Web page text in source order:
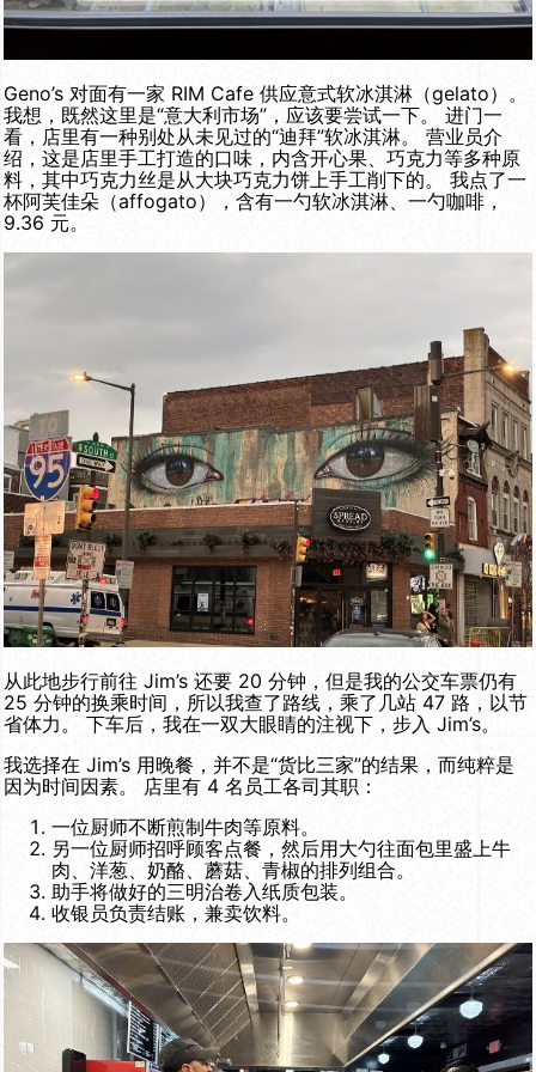
Geno’s 对面有一家 RIM Cafe 供应意式软冰淇淋（gelato）。
我想，既然这里是“意大利市场”，应该要尝试一下。 进门一
看，店里有一种别处从未见过的“迪拜”软冰淇淋。 营业员介
绍，这是店里手工打造的口味，内含开心果、巧克力等多种原
料，其中巧克力丝是从大块巧克力饼上手工削下的。 我点了一
杯阿芙佳朵（affogato），含有一勺软冰淇淋、一勺咖啡，
9.36 元。
从此地步行前往 Jim’s 还要 20 分钟，但是我的公交车票仍有
25 分钟的换乘时间，所以我查了路线，乘了几站 47 路，以节
省体力。 下车后，我在一双大眼睛的注视下，步入 Jim’s。
我选择在 Jim’s 用晚餐，并不是“货比三家”的结果，而纯粹是
因为时间因素。 店里有 4 名员工各司其职：
一位厨师不断煎制牛肉等原料。
另一位厨师招呼顾客点餐，然后用大勺往面包里盛上牛
肉、洋葱、奶酪、蘑菇、青椒的排列组合。
助手将做好的三明治卷入纸质包装。
收银员负责结账，兼卖饮料。